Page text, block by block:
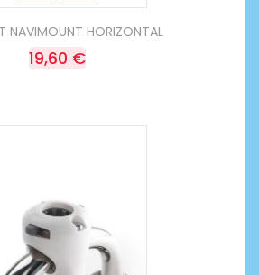
NAVIMOUNT HORIZONTAL
19,60 €